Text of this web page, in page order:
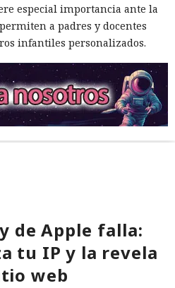
especial importancia ante la
a padres y docentes
infantiles personalizados.
de Apple falla:
tu IP y la revela
web